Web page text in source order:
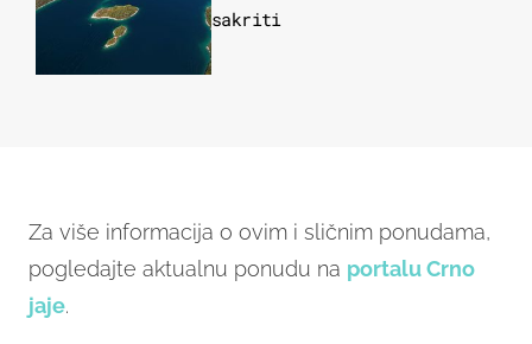
sakriti
Za više informacija o ovim i sličnim ponudama,
pogledajte aktualnu ponudu na portalu Crno
jaje.